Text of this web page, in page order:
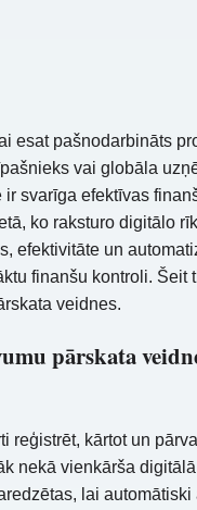
esat pašnodarbināts
vai globāla
ir svarīga efektīvas
ko raksturo digitālo
efektivitāte un
finanšu kontroli. Šeit
veidnes.
pārskata
reģistrēt, kārtot un
nekā vienkārša
lai automātiski